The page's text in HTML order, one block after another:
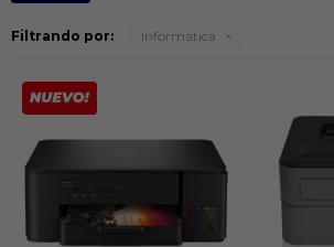
Filtrando por: Informática